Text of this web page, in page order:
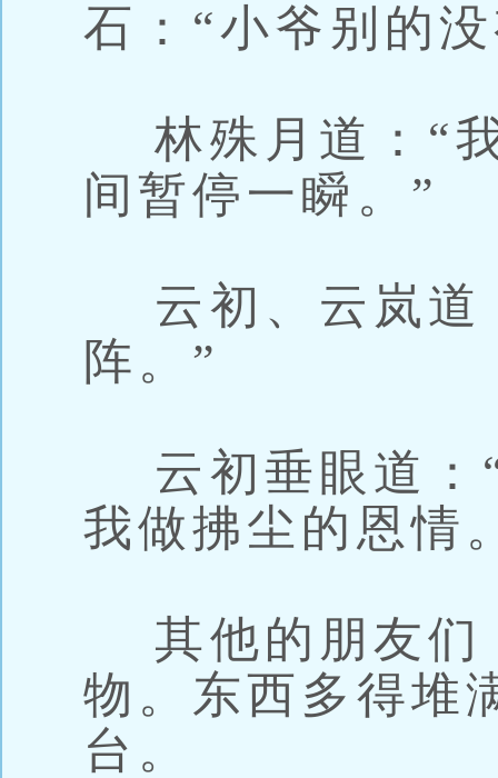
石：“小爷别的
林殊月道：“
间暂停一瞬。”
云初、云岚道
阵。”
云初垂眼道：
我做拂尘的恩情
其他的朋友们
物。东西多得堆
台。